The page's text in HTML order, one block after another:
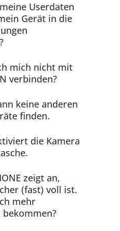
Userdaten
Gerät in die
mich nicht mit
verbinden?
keine anderen
finden.
die Kamera
zeigt an,
(fast) voll ist.
mehr